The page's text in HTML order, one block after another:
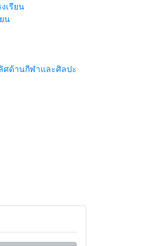
เรียน
น
ศด้านกีฬาและศิลปะ